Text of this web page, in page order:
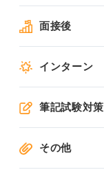
面接後
インターン
筆記試験対策
その他